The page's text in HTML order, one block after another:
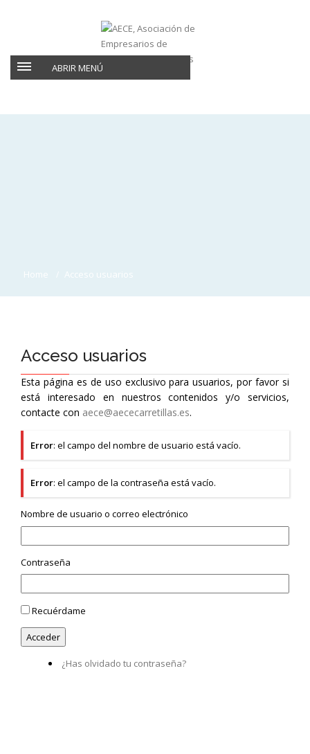
ABRIR MENÚ
Home Acceso usuarios
Acceso usuarios
Esta página es de uso exclusivo para usuarios, por favor si
está interesado en nuestros contenidos y/o servicios,
contacte con aece@aececarretillas.es.
Error: el campo del nombre de usuario está vacío.
Error: el campo de la contraseña está vacío.
Nombre de usuario o correo electrónico
Contraseña
Recuérdame
¿Has olvidado tu contraseña?